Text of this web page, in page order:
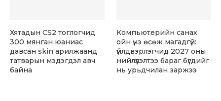
Хятадын CS2 тоглогчид
300 мянган юаниас
давсан skin арилжаанд
татварын мэдэгдэл авч
байна
Компьютерийн санах
ойн үнэ өсөж магадгүй:
үйлдвэрлэгчид 2027 оны
нийлүүлэлтээ бараг бүгдийг
нь урьдчилан заржээ